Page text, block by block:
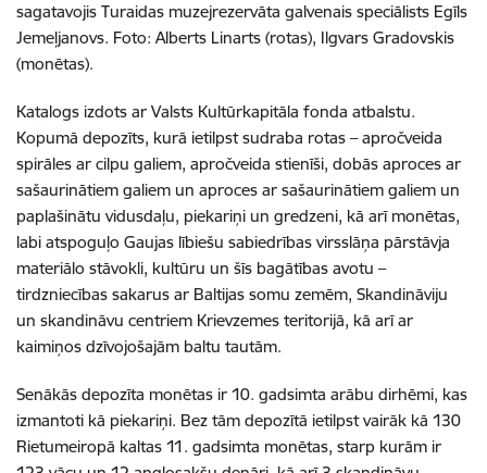
sagatavojis Turaidas muzejrezervāta galvenais speciālists Egīls
Jemeļjanovs. Foto: Alberts Linarts (rotas), Ilgvars Gradovskis
(monētas).
Katalogs izdots ar Valsts Kultūrkapitāla fonda atbalstu.
Kopumā depozīts, kurā ietilpst sudraba rotas – apročveida
spirāles ar cilpu galiem, apročveida stienīši, dobās aproces ar
sašaurinātiem galiem un aproces ar sašaurinātiem galiem un
paplašinātu vidusdaļu, piekariņi un gredzeni, kā arī monētas,
labi atspoguļo Gaujas lībiešu sabiedrības virsslāņa pārstāvja
materiālo stāvokli, kultūru un šīs bagātības avotu –
tirdzniecības sakarus ar Baltijas somu zemēm, Skandināviju
un skandināvu centriem Krievzemes teritorijā, kā arī ar
kaimiņos dzīvojošajām baltu tautām.
Senākās depozīta monētas ir 10. gadsimta arābu dirhēmi, kas
izmantoti kā piekariņi. Bez tām depozītā ietilpst vairāk kā 130
Rietumeiropā kaltas 11. gadsimta monētas, starp kurām ir